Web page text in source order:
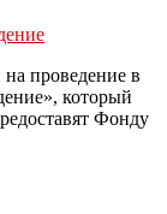
проведение в
который
Фонду